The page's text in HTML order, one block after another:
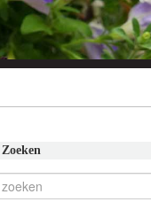
Zoeken